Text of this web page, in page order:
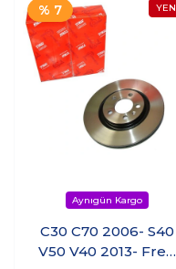
% 7
C30 C70 2006- S40
V50 V40 2013- Fren